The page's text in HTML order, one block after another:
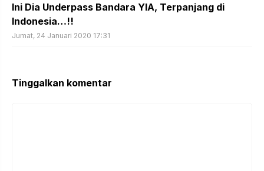
Ini Dia Underpass Bandara YIA, Terpanjang di
Indonesia…!!
Jumat, 24 Januari 2020 17:31
Tinggalkan komentar